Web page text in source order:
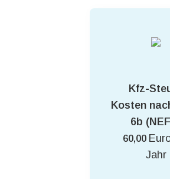
Kfz-
Kosten
6b
60,00
Jahr